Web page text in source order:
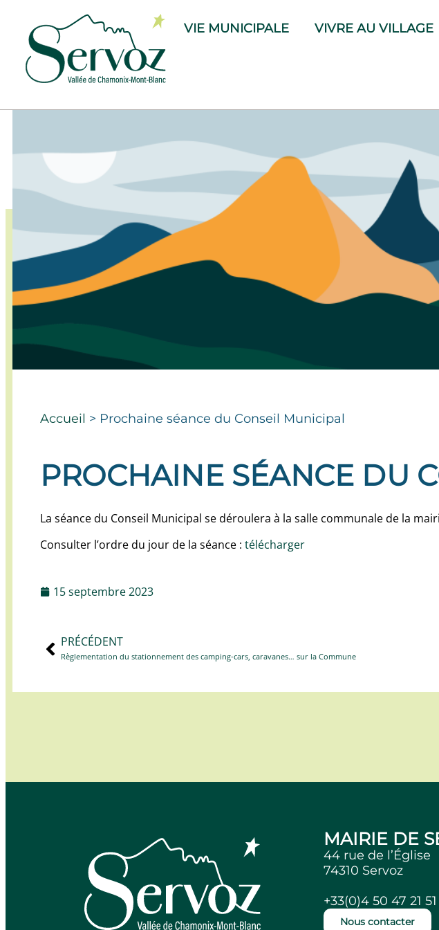
VIE MUNICIPALE VIVRE AU VILLAGE
Accueil > Prochaine séance du Conseil Municipal
PROCHAINE SÉANCE DU
La séance du Conseil Municipal se déroulera à la salle communale de la
Consulter l’ordre du jour de la séance : télécharger
15 septembre 2023
PRÉCÉDENT
Règlementation du stationnement des camping-cars, caravanes… sur la Commune
MAIRIE DE
44 rue de l’Église
74310 Servoz
+33(0)4 50 47 21 51
Nous contacter